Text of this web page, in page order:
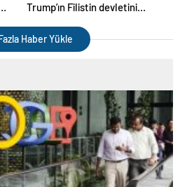
Trump’ın Filistin devletini
Haber Yükle